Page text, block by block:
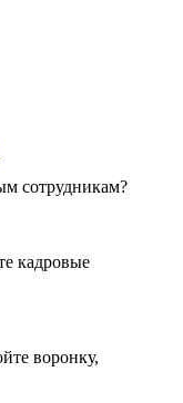
сотрудникам?
кадровые
воронку,